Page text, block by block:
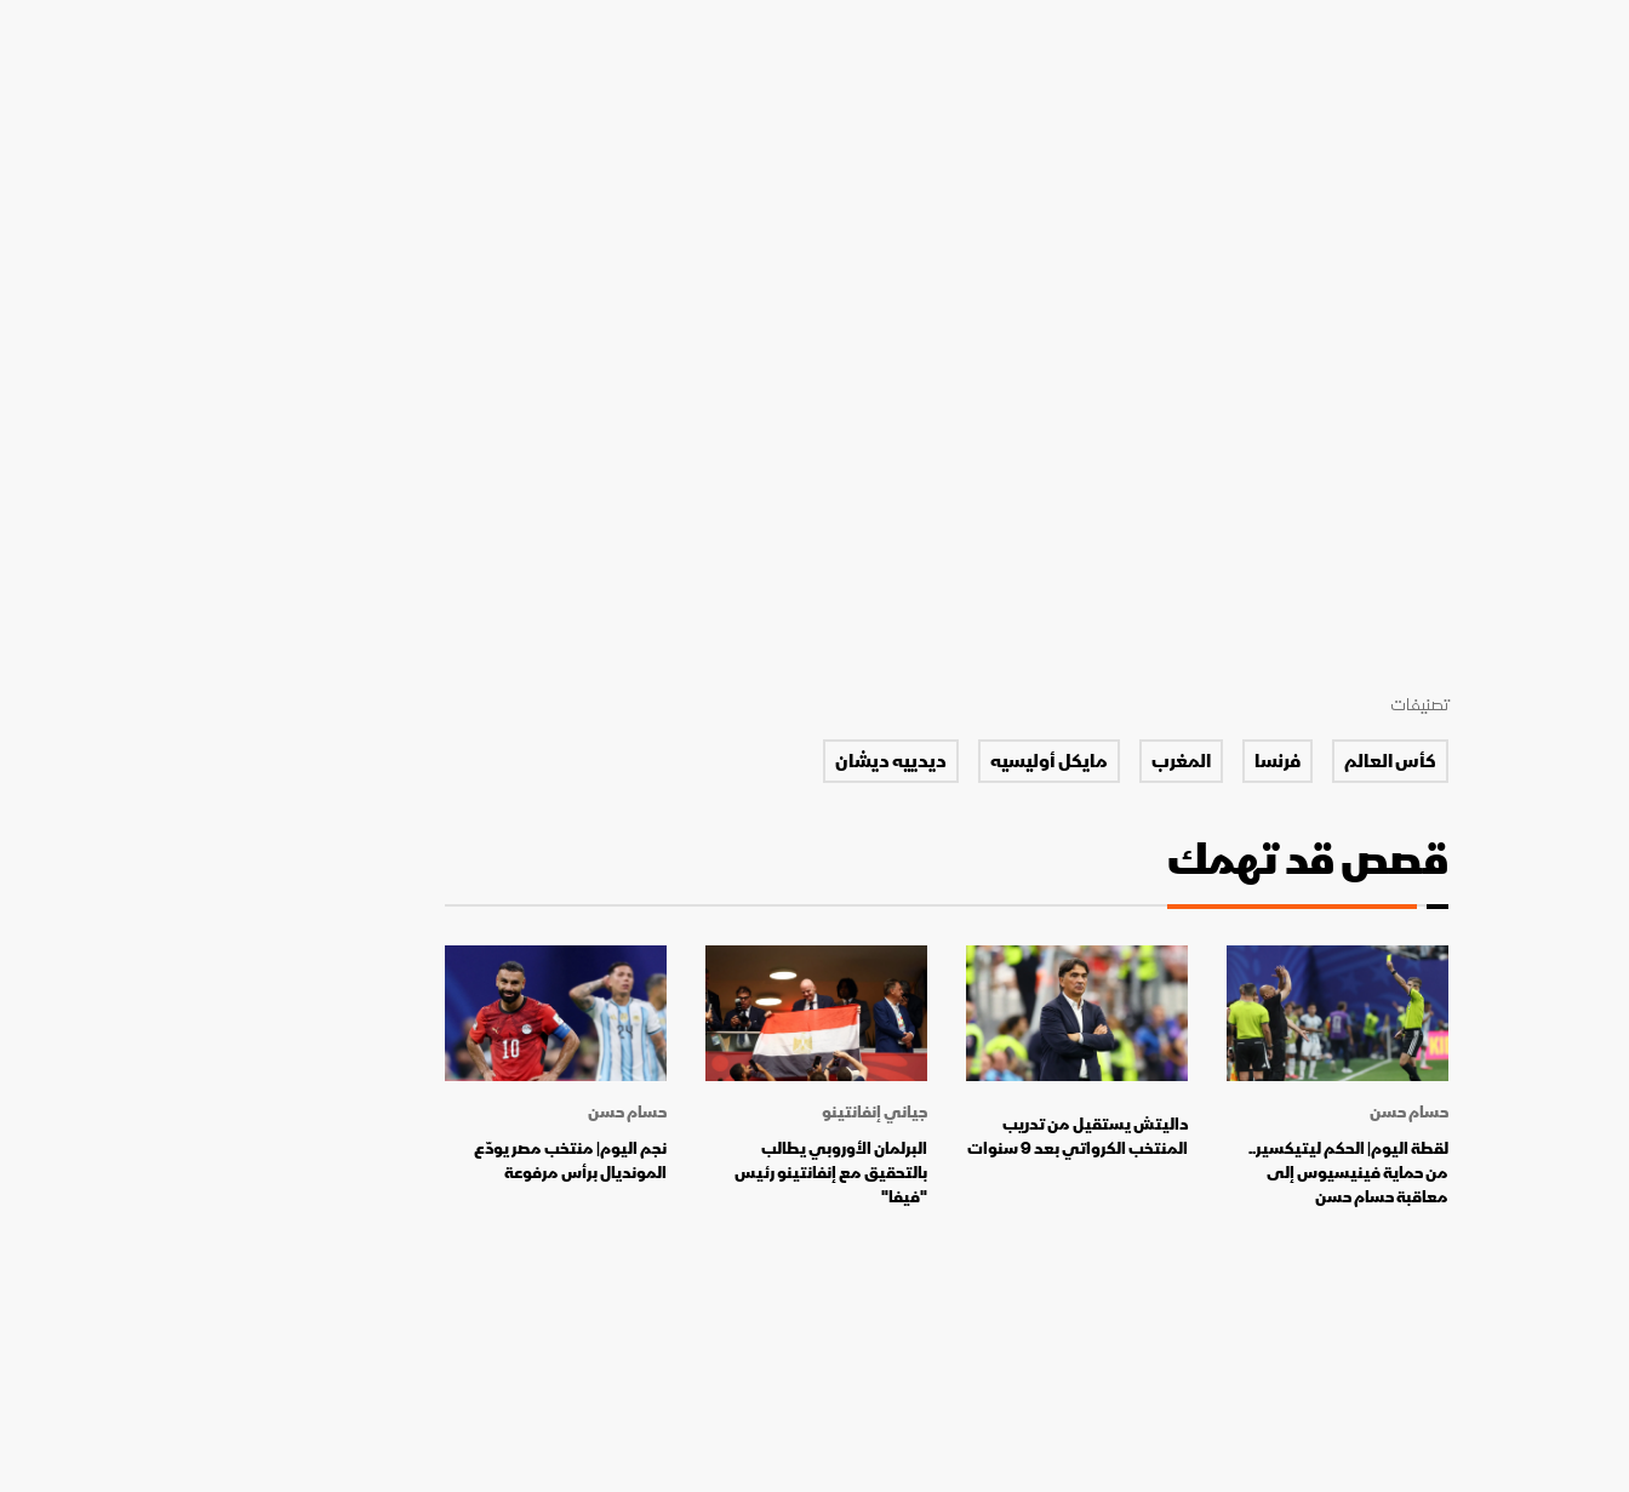
تصنيفات
كأس العالم فرنسا المغرب مايكل أوليسيه ديدييه ديشان
قصص قد تهمك
حسام حسن
لقطة اليوم| الحكم ليتيكسير..
من حماية فينيسيوس إلى
معاقبة حسام حسن
داليتش يستقيل من تدريب
المنتخب الكرواتي بعد 9 سنوات
جياني إنفانتينو
البرلمان الأوروبي يطالب
بالتحقيق مع إنفانتينو رئيس
"فيفا"
حسام حسن
نجم اليوم| منتخب مصر يودّع
المونديال برأس مرفوعة